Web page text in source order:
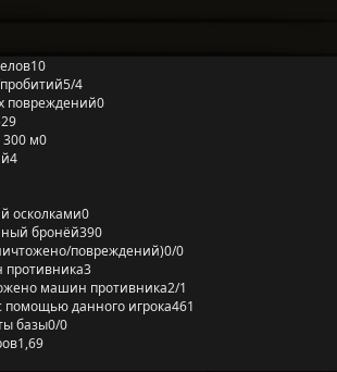
10
5/4
повреждений0
м0
4
осколками0
бронёй390
повреждений)0/0
3
машин противника2/1
данного игрока461
базы0/0
1,69